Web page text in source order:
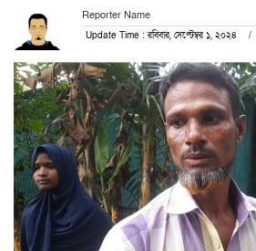
Reporter Name
Update Time : রবিবার, সেপ্টেম্বর ১, ২০২৪